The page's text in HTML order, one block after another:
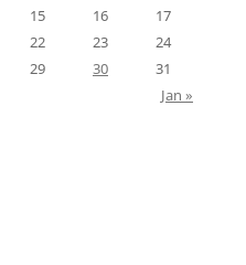
15 16
17
22 23
24
29 30
31
Jan »